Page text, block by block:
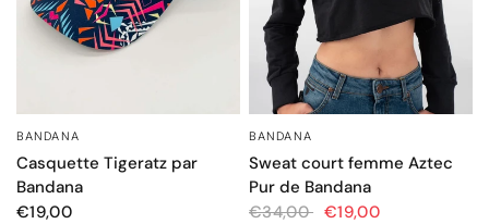
BANDANA
Casquette Tigeratz par
Bandana
€19,00
BANDANA
Sweat court femme Aztec
Pur de Bandana
€34,00 €19,00